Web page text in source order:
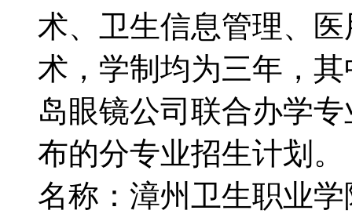
术、卫生信息管理、
术，学制均为三年，
岛眼镜公司联合办学
布的分专业招生计划
名称：漳州卫生职业